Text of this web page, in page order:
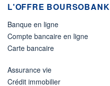
L'OFFRE BOURSOBANK
Banque en ligne
Compte bancaire en ligne
Carte bancaire
Assurance vie
Crédit immobilier